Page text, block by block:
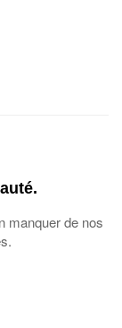
manquer de nos